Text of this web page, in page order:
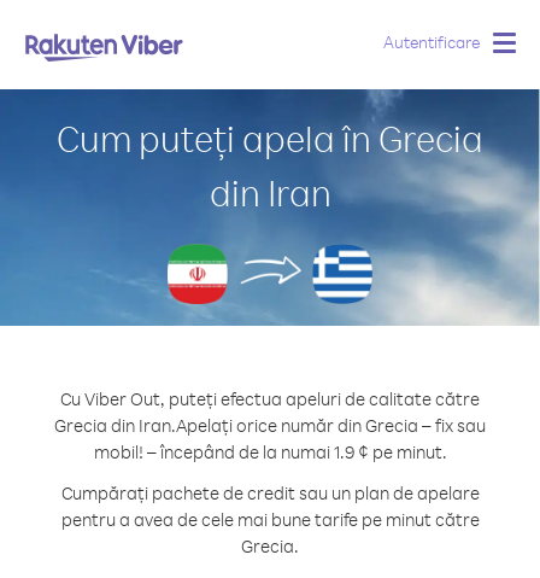
Autentificare
Cum puteți apela în Grecia
din Iran
Cu Viber Out, puteți efectua apeluri de calitate către
Grecia din Iran.Apelați orice număr din Grecia – fix sau
mobil! – începând de la numai 1.9 ¢ pe minut.
Cumpărați pachete de credit sau un plan de apelare
pentru a avea de cele mai bune tarife pe minut către
Grecia.